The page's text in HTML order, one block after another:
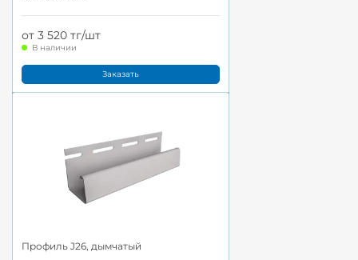
от 3 520 тг/шт
В наличии
Заказать
Профиль J26, дымчатый